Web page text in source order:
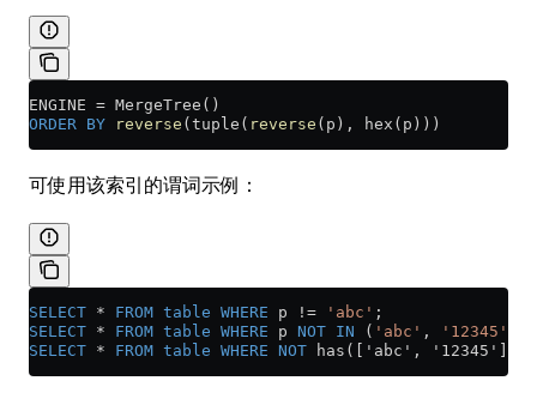
ENGINE = MergeTree()
ORDER BY reverse (tuple( reverse (p), hex(p)))
可使用该索引的谓词示例：
SELECT * FROM table WHERE p != 'abc' ;
SELECT * FROM table WHERE p NOT IN ( 'abc' , '12345'
SELECT * FROM table WHERE NOT has(['abc', '12345'],